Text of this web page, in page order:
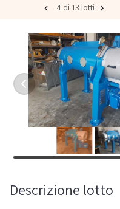
4 di 13 lotti
Descrizione lotto